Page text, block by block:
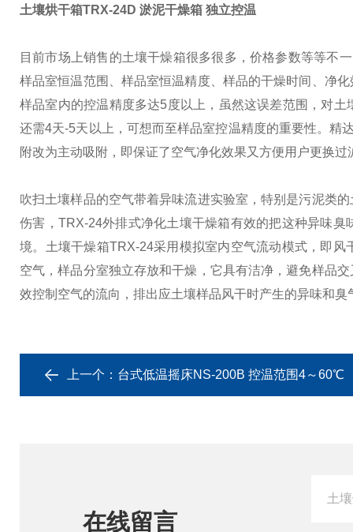
土壤烘干箱TRX-24D 淤泥干燥箱 独立控温
目前市场上销售的土壤干燥箱很多很多，价格参数等等不
样品室恒温范围、样品室恒温精度、样品的干燥时间、净
样品室内的控温精度多达5度以上，虽然这误差范围，对
还需4天-5天以上，可想而至样品室控温精度的重要性。精
附改为主动吸附，即保证了空气净化效果又方便用户更换
吹扫土壤样品的空气带着异味流进实验室，特别是污泥类
伤害，TRX-24外排式净化土壤干燥箱有效的把这种异味
境。 土壤干燥箱TRX-24采用模拟室内空气流动模式，即
空气，样品分室独立存放和干燥，它具有洁净，避免样品
效控制空气的流向，排出应土壤样品风干时产生的异味和
上一个： 台式低温摇床NS-200B 控温范围4～60℃
在线留言